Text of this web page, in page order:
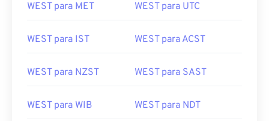
WEST para MET WEST para UTC
WEST para IST WEST para ACST
WEST para NZST WEST para SAST
WEST para WIB WEST para NDT